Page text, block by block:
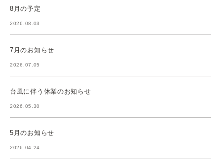
8月の予定
2026.08.03
7月のお知らせ
2026.07.05
台風に伴う休業のお知らせ
2026.05.30
5月のお知らせ
2026.04.24